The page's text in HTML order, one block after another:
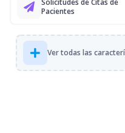
Pacientes
Ver todas las